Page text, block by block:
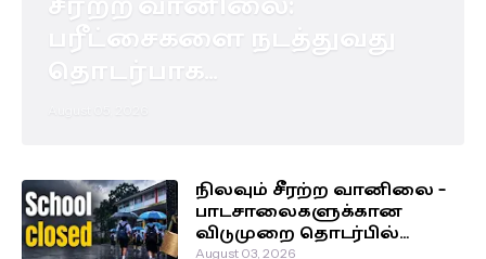
பரீட்சைகளை நடத்துவது
தொடர்பாக
நிலவும் சீரற்ற வானிலை –
பாடசாலைகளுக்கான
விடுமுறை தொடர்பில்
August 03, 2026